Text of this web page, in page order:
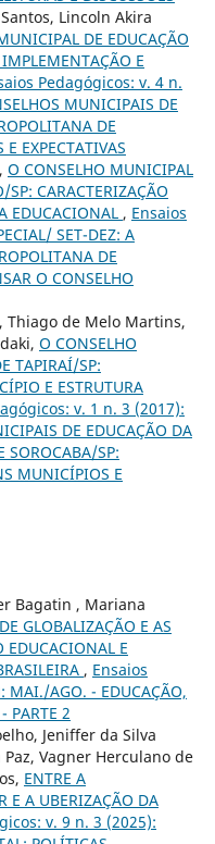
Lincoln Akira
DE EDUCAÇÃO
E
Pedagógicos: v. 4 n.
MUNICIPAIS DE
DE
EXPECTATIVAS
O CONSELHO MUNICIPAL
CARACTERIZAÇÃO
EDUCACIONAL , Ensaios
SET-DEZ: A
DE
O CONSELHO
Thiago de Melo Martins,
O CONSELHO
TAPIRAÍ/SP:
E ESTRUTURA
v. 1 n. 3 (2017):
DE EDUCAÇÃO DA
SOROCABA/SP:
MUNICÍPIOS E
Bagatin , Mariana
GLOBALIZAÇÃO E AS
EDUCACIONAL E
, Ensaios
AGO. - EDUCAÇÃO,
PARTE 2
Jeniffer da Silva
Vagner Herculano de
ENTRE A
E A UBERIZAÇÃO DA
v. 9 n. 3 (2025):